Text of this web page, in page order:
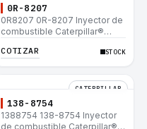
0R-8207
0R8207 0R-8207 Inyector de
combustible Caterpillar®
657E 631E 988F II
COTIZAR STOCK
CATERPILLAR
138-8754
1388754 138-8754 Inyector
de combustible Caterpillar®